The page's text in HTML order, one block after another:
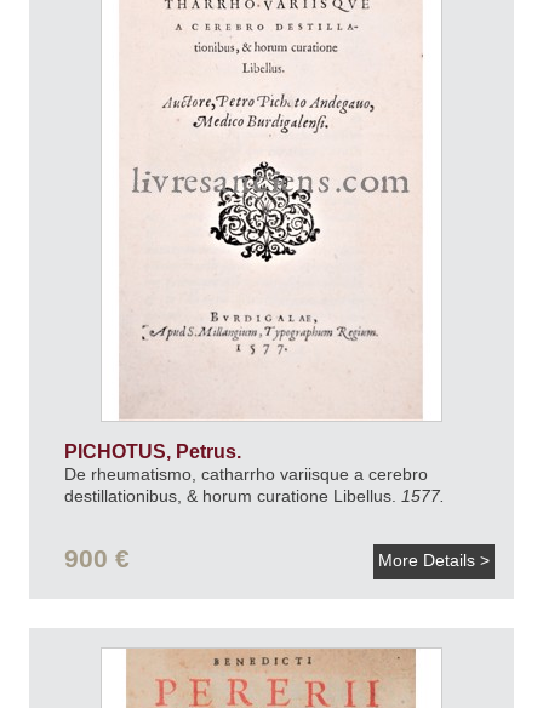
PICHOTUS, Petrus.
De rheumatismo, catharrho variisque a cerebro
destillationibus, & horum curatione Libellus.
1577.
900 € More Details >